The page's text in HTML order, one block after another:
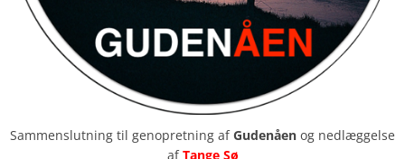
Sammenslutning til genopretning afGudenåen og nedlæggelse
afTange Sø